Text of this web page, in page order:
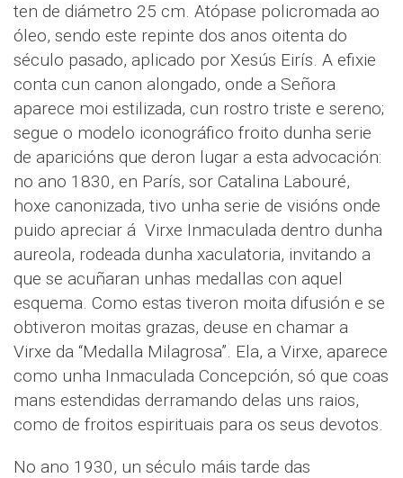
ten de diámetro 25 cm. Atópase policromada ao
óleo, sendo este repinte dos anos oitenta do
século pasado, aplicado por Xesús Eirís. A efixie
conta cun canon alongado, onde a Señora
aparece moi estilizada, cun rostro triste e sereno;
segue o modelo iconográfico froito dunha serie
de aparicións que deron lugar a esta advocación:
no ano 1830, en París, sor Catalina Labouré,
hoxe canonizada, tivo unha serie de visións onde
puido apreciar á Virxe Inmaculada dentro dunha
aureola, rodeada dunha xaculatoria, invitando a
que se acuñaran unhas medallas con aquel
esquema. Como estas tiveron moita difusión e se
obtiveron moitas grazas, deuse en chamar a
Virxe da “Medalla Milagrosa”. Ela, a Virxe, aparece
como unha Inmaculada Concepción, só que coas
mans estendidas derramando delas uns raios,
como de froitos espirituais para os seus devotos.
No ano 1930, un século máis tarde das